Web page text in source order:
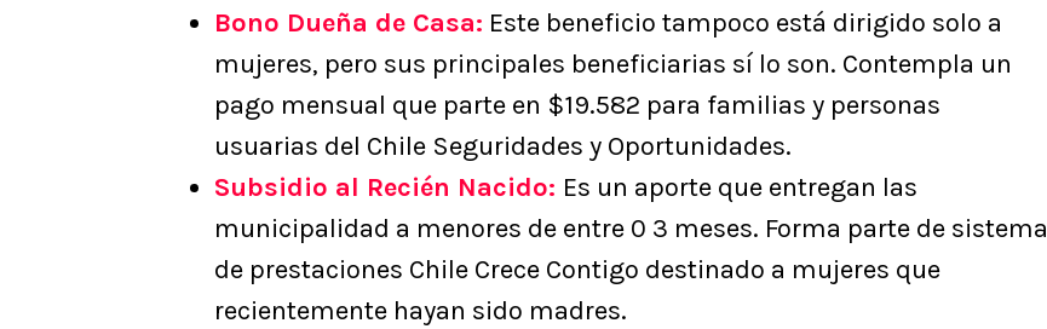
Bono Dueña de Casa: Este beneficio tampoco está dirigido solo a
mujeres, pero sus principales beneficiarias sí lo son. Contempla un
pago mensual que parte en $19.582 para familias y personas
usuarias del Chile Seguridades y Oportunidades.
Subsidio al Recién Nacido: Es un aporte que entregan las
municipalidad a menores de entre 0 3 meses. Forma parte de sistema
de prestaciones Chile Crece Contigo destinado a mujeres que
recientemente hayan sido madres.